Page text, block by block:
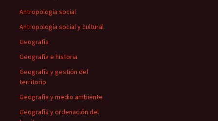
Antropología social
Antropología social y cultural
Geografía
Geografía e historia
Geografía y gestión del
territorio
Geografía y medio ambiente
Geografía y ordenación del